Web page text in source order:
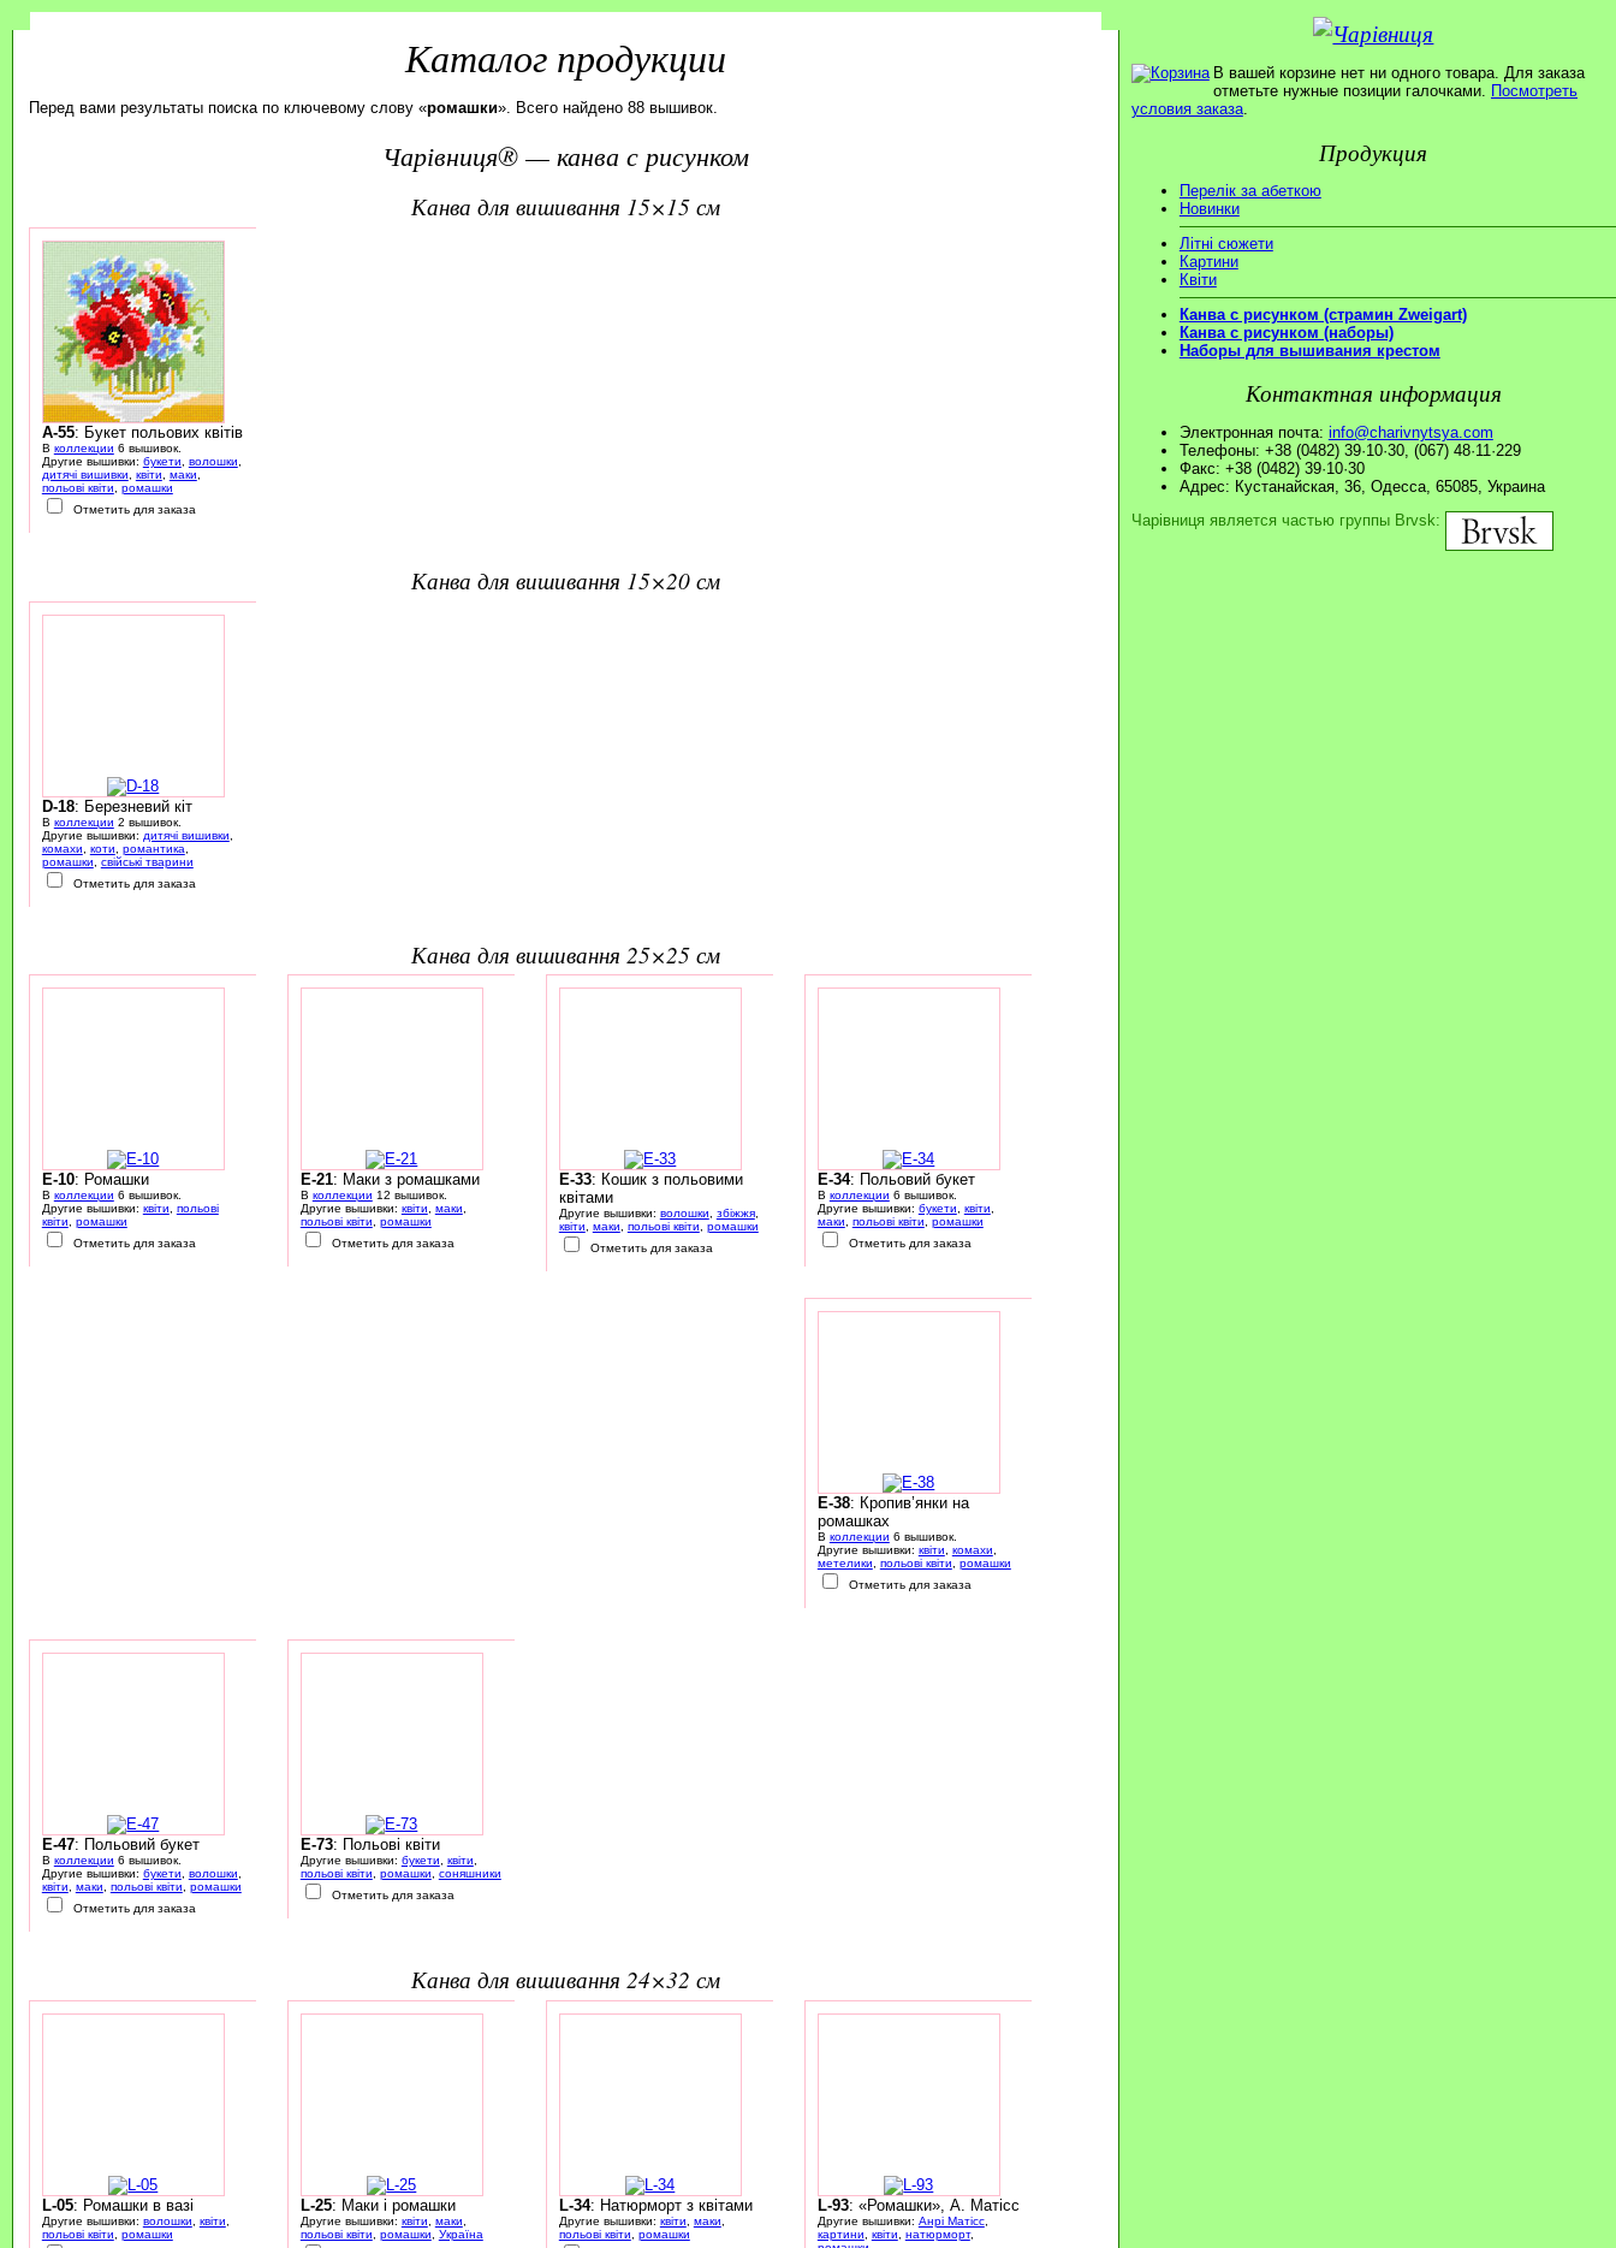
Каталог продукции
Перед вами результаты поиска по ключевому слову «ромашки». Всего найдено 88 вышивок.
Чарівниця® — канва с рисунком
канва для вишивання 15×15 см
A-55: Букет польових квітів
В коллекции 6 вышивок.
Другие вышивки: букети волошки
дитячі вишивки
квіти маки
польові квіти
ромашки
Отметить для заказа
канва для вишивання 15×20 см
D-18: Березневий кіт
В коллекции 2 вышивок.
Другие вышивки: дитячі вишивки
комахи
коти романтика
ромашки
свійські тварини
Отметить для заказа
канва для вишивання 25×25 см
E-10: Ромашки
В коллекции 6 вышивок.
Другие вышивки: квіти, польові
квіти, ромашки
Отметить для заказа
E-21: Маки з ромашками
В коллекции 12 вышивок.
Другие вышивки: квіти, маки,
польові квіти, ромашки
Отметить для заказа
E-33: Кошик з польовими
квітами
Другие вышивки: волошки, збіжжя,
квіти, маки, польові квіти, ромашки
Отметить для заказа
E-34: Польовий букет
В коллекции 6 вышивок.
Другие вышивки: букети, квіти,
маки, польові квіти, ромашки
Отметить для заказа
E-38: Кропив’янки на
ромашках
В коллекции 6 вышивок.
Другие вышивки: квіти, комахи,
метелики, польові квіти, ромашки
Отметить для заказа
E-47: Польовий букет
В коллекции 6 вышивок.
Другие вышивки: букети, волошки,
квіти, маки, польові квіти, ромашки
Отметить для заказа
E-73: Польові квіти
Другие вышивки: букети, квіти,
польові квіти, ромашки, соняшники
Отметить для заказа
канва для вишивання 24×32 см
L-05: Ромашки в вазі
Другие вышивки: волошки квіти
польові квіти
ромашки
L-25: Маки і ромашки
Другие вышивки: квіти маки
польові квіти
ромашки
Україна
L-34: Натюрморт з квітами
Другие вышивки: квіти маки
польові квіти
ромашки
L-93: «Ромашки», А. Матісс
Другие вышивки: Анрі Матісс,
картини
квіти натюрморт,
В вашей корзине нет ни одного товара. Для заказа
отметьте нужные позиции галочками. Посмотреть
условия заказа.
Продукция
Перелік за абеткою
Новинки
Літні сюжети
Картини
Квіти
Канва с рисунком (страмин Zweigart)
Канва с рисунком (наборы)
Наборы для вышивания крестом
Контактная информация
Электронная почта: info@charivnytsya.com
Телефоны: +38 (0482) 39·10·30, (067) 48·11·229
Факс: +38 (0482) 39·10·30
Адрес: Кустанайская, 36, Одесса, 65085, Украина
Чарівниця является частью группы Brvsk: